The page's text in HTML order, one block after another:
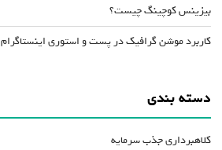
بیزینس کوچینگ چیست؟
کاربرد موشن گرافیک در پست و استوری اینستاگرام
دسته بندی
کلاهبرداری جذب سرمایه